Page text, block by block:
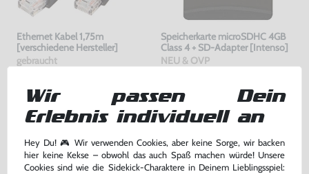
Ethernet Kabel 1,75m
[verschiedene Hersteller]
gebraucht
jetzt nur0,40 €
Warenkorb
Speicherkarte microSDHC 4GB
Class 4 + SD-Adapter [Intenso]
NEU & OVP
jetzt 4,50 €
Warenkorb
Wir passen Dein
Erlebnis individuell an
Hey Du! 🎮 Wir verwenden Cookies, aber keine Sorge, wir backen
hier keine Kekse – obwohl das auch Spaß machen würde! Unsere
Cookies sind wie die Sidekick-Charaktere in Deinem Lieblingsspiel: